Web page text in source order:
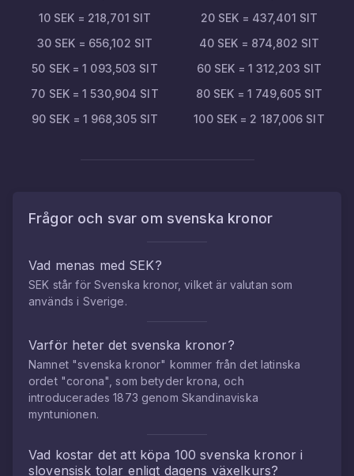
10 SEK = 218,701 SIT 20 SEK = 437,401 SIT
30 SEK = 656,102 SIT 40 SEK = 874,802 SIT
50 SEK=1 093,503 SIT 60 SEK = 1 312,203 SIT
70 SEK=1 530,904 SIT 80 SEK = 1 749,605 SIT
90 SEK = 1 968,305 SIT 100 SEK = 2 187,006 SIT
Frågor och svar om svenska kronor
Vad menas med SEK?
SEK står för Svenska kronor, vilket är valutan som
används i Sverige.
Varför heter det svenska kronor?
Namnet "svenska kronor" kommer från det latinska
ordet "corona", som betyder krona, och
introducerades 1873 genom Skandinaviska
myntunionen.
Vad kostar det att köpa 100svenska kronor i
slovensisk tolar enligt dagens växelkurs?